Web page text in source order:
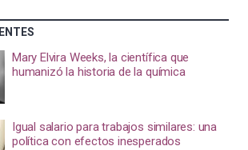
Mary Elvira Weeks, la científica que
humanizó la historia de la química
Igual salario para trabajos similares: una
política con efectos inesperados